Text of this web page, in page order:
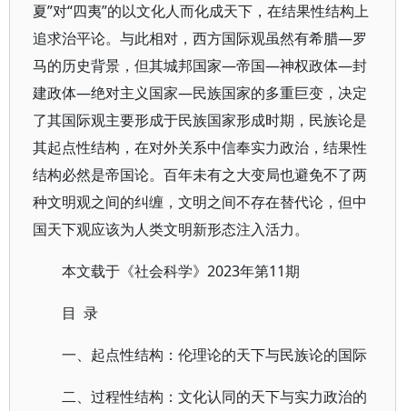
夏”对“四夷”的以文化人而化成天下，在结果性结构上
追求治平论。与此相对，西方国际观虽然有希腊—罗
马的历史背景，但其城邦国家—帝国—神权政体—封
建政体—绝对主义国家—民族国家的多重巨变，决定
了其国际观主要形成于民族国家形成时期，民族论是
其起点性结构，在对外关系中信奉实力政治，结果性
结构必然是帝国论。百年未有之大变局也避免不了两
种文明观之间的纠缠，文明之间不存在替代论，但中
国天下观应该为人类文明新形态注入活力。
本文载于《社会科学》2023年第11期
目 录
一、起点性结构：伦理论的天下与民族论的国际
二、过程性结构：文化认同的天下与实力政治的